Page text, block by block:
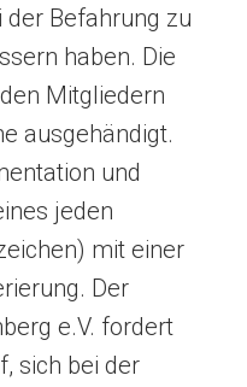
der Befahrung zu
haben. Die
Mitgliedern
ausgehändigt.
und
jeden
mit einer
Der
e.V. fordert
sich bei der